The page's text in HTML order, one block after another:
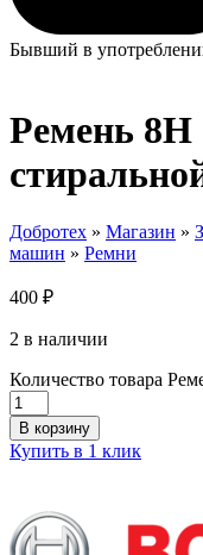
Бывший в
Ремень 8H
Добротех » Магазин »
машин » Ремни
400 ₽
2 в наличии
Количество товара
В корзину
Купить в 1 клик